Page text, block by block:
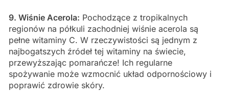
9. Wiśnie Acerola: Pochodzące z tropikalnych
regionów na półkuli zachodniej wiśnie acerola są
pełne witaminy C. W rzeczywistości są jednym z
najbogatszych źródeł tej witaminy na świecie,
przewyższając pomarańcze! Ich regularne
spożywanie może wzmocnić układ odpornościowy i
poprawić zdrowie skóry.